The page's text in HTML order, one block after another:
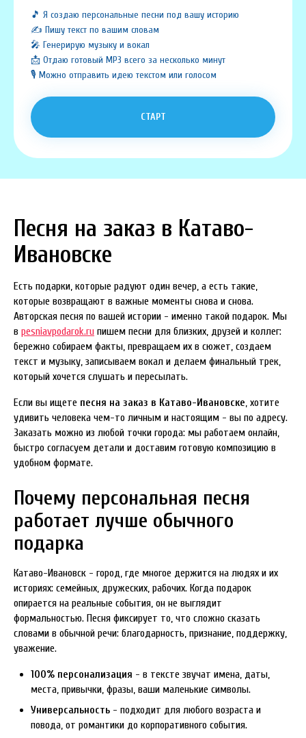
🎵 Я создаю персональные песни под вашу историю
✍️ Пишу текст по вашим словам
🎤 Генерирую музыку и вокал
📩 Отдаю готовый MP3 всего за несколько минут
🎙️ Можно отправить идею текстом или голосом
СТАРТ
Песня на заказ в Катаво-
Ивановске
Есть подарки, которые радуют один вечер, а есть такие,
которые возвращают в важные моменты снова и снова.
Авторская песня по вашей истории - именно такой подарок. Мы
в pesniavpodarok.ru пишем песни для близких, друзей и коллег:
бережно собираем факты, превращаем их в сюжет, создаем
текст и музыку, записываем вокал и делаем финальный трек,
который хочется слушать и пересылать.
Если вы ищете песня на заказ в Катаво-Ивановске, хотите
удивить человека чем-то личным и настоящим - вы по адресу.
Заказать можно из любой точки города: мы работаем онлайн,
быстро согласуем детали и доставим готовую композицию в
удобном формате.
Почему персональная песня
работает лучше обычного
подарка
Катаво-Ивановск - город, где многое держится на людях и их
историях: семейных, дружеских, рабочих. Когда подарок
опирается на реальные события, он не выглядит
формальностью. Песня фиксирует то, что сложно сказать
словами в обычной речи: благодарность, признание, поддержку,
уважение.
100% персонализация - в тексте звучат имена, даты,
места, привычки, фразы, ваши маленькие символы.
Универсальность - подходит для любого возраста и
повода, от романтики до корпоративного события.